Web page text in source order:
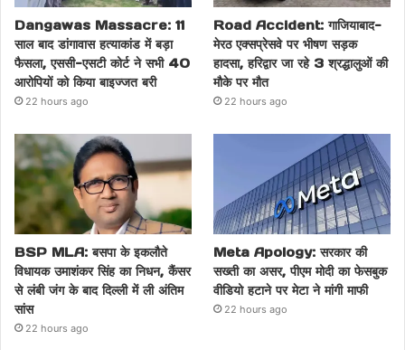
Dangawas Massacre: 11
साल बाद डांगावास हत्याकांड में बड़ा
फैसला, एससी-एसटी कोर्ट ने सभी 40
आरोपियों को किया बाइज्जत बरी
22 hours ago
Road Accident: गाजियाबाद-
मेरठ एक्सप्रेसवे पर भीषण सड़क
हादसा, हरिद्वार जा रहे 3 श्रद्धालुओं की
मौके पर मौत
22 hours ago
BSP MLA: बसपा के इकलौते
विधायक उमाशंकर सिंह का निधन, कैंसर
से लंबी जंग के बाद दिल्ली में ली अंतिम
सांस
22 hours ago
Meta Apology: सरकार की
सख्ती का असर, पीएम मोदी का फेसबुक
वीडियो हटाने पर मेटा ने मांगी माफी
22 hours ago